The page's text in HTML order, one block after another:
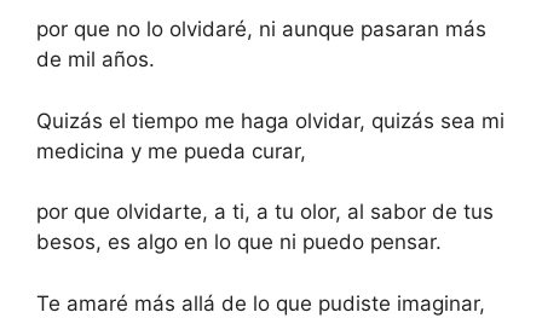
por que no lo olvidaré, ni aunque pasaran más
de mil años.
Quizás el tiempo me haga olvidar, quizás sea mi
medicina y me pueda curar,
por que olvidarte, a ti, a tu olor, al sabor de tus
besos, es algo en lo que ni puedo pensar.
Te amaré más allá de lo que pudiste imaginar,